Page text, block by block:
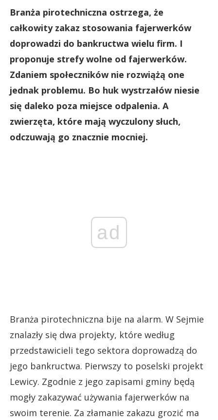
Branża pirotechniczna ostrzega, że
całkowity zakaz stosowania fajerwerków
doprowadzi do bankructwa wielu firm. I
proponuje strefy wolne od fajerwerków.
Zdaniem społeczników nie rozwiążą one
jednak problemu. Bo huk wystrzałów niesie
się daleko poza miejsce odpalenia. A
zwierzęta, które mają wyczulony słuch,
odczuwają go znacznie mocniej.
ad
Branża pirotechniczna bije na alarm. W Sejmie
znalazły się dwa projekty, które według
przedstawicieli tego sektora doprowadzą do
jego bankructwa. Pierwszy to poselski projekt
Lewicy. Zgodnie z jego zapisami gminy będą
mogły zakazywać używania fajerwerków na
swoim terenie. Za złamanie zakazu grozić ma